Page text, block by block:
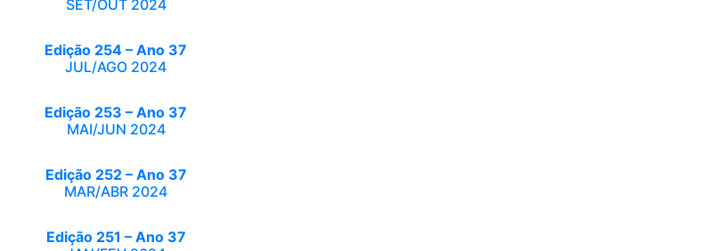
SET/OUT 2024
Edição 254 – Ano 37
JUL/AGO 2024
Edição 253 – Ano 37
MAI/JUN 2024
Edição 252 – Ano 37
MAR/ABR 2024
Edição 251 – Ano 37